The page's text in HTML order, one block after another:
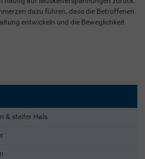
dazu führen, dass die Betroffenen
entwickeln und die Beweglichkeit
& steifer Hals